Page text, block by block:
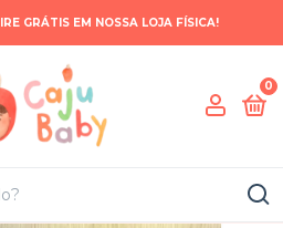
GRÁTIS EM NOSSA LOJA FÍSICA!
0